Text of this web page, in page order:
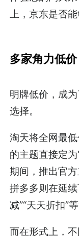
上，京东是否能
多家角力低
明牌低价，成
选择。
淘天将全网最
的主题直接定
期间，推出官
拼多多则在延
减”“天天折扣”
而在形式上，